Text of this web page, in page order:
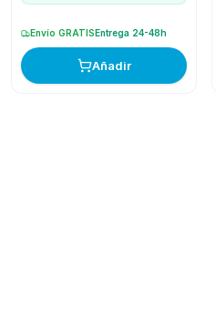
Envío GRATIS Entrega 24-48h
Añadir